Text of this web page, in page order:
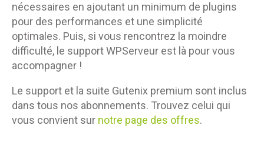
nécessaires en ajoutant un minimum de plugins
pour des performances et une simplicité
optimales. Puis, si vous rencontrez la moindre
difficulté, le support WPServeur est là pour vous
accompagner !
Le support et la suite Gutenix premium sont inclus
dans tous nos abonnements. Trouvez celui qui
vous convient sur notre page des offres.